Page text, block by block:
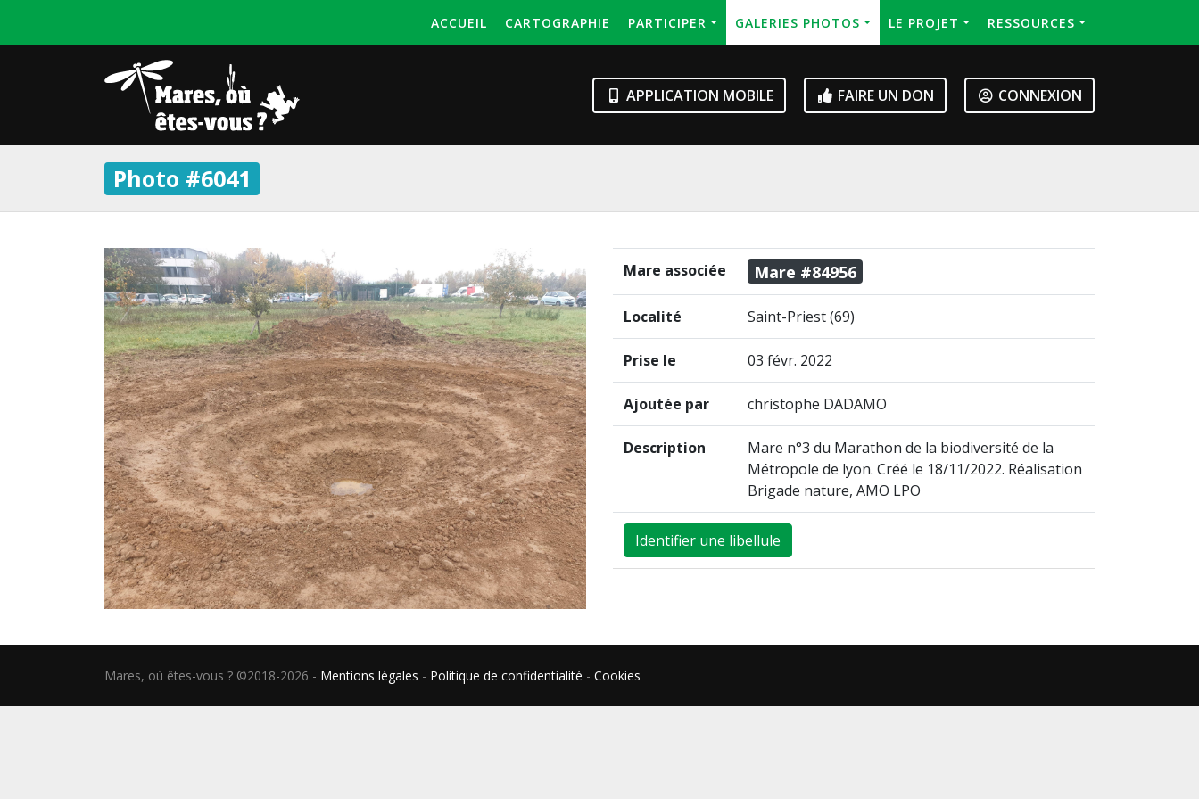
ACCUEIL CARTOGRAPHIE PARTICIPER GALERIES PHOTOS LE PROJET RESSOURCES
APPLICATION MOBILE FAIRE UN DON CONNEXION
Photo #6041
Mare associée Mare #84956
Localité Saint-Priest (69)
Prise le 03 févr. 2022
Ajoutée par christophe DADAMO
Description
Mare n°3 du Marathon de la biodiversité de la
Métropole de lyon. Créé le 18/11/2022. Réalisation
Brigade nature, AMO LPO
Identifier une libellule
Mares, où êtes-vous ? ©2018-2026 - Mentions légales - Politique de confidentialité - Cookies